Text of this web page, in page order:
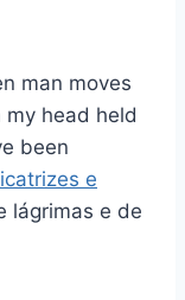
man moves
head held
been
e
lágrimas e de